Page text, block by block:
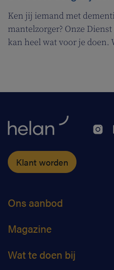
Ken jij iemand met
mantelzorger? Onze
kan heel wat voor je doen.
Klant worden
Ons aanbod
Magazine
Wat te doen bij